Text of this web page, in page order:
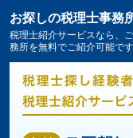
横浜市泉区の顧
4件掲載中
お探しの税理士事務
税理士紹介サービスなら、
務所を無料でご紹介可能です